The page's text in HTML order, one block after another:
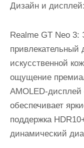
Дизайн и дисплей:
Realme GT Neo
привлекательный
искусственной
ощущение
AMOLED-дисплей
обеспечивает
поддержка
динамический